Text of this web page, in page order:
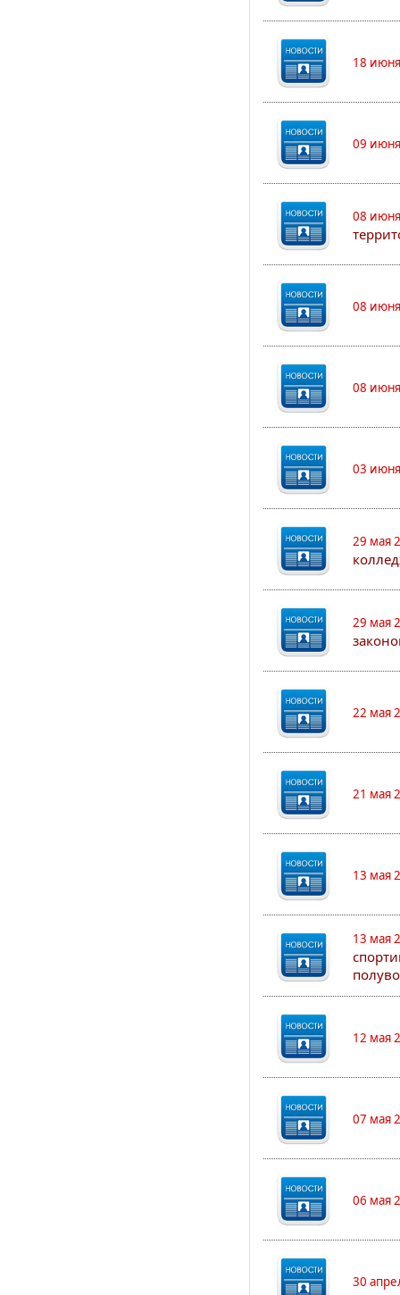
18
09
08
08
08
03
29 мая
29 мая
22 мая
21 мая
13 мая
13 мая
12 мая
07 мая
06 мая
30